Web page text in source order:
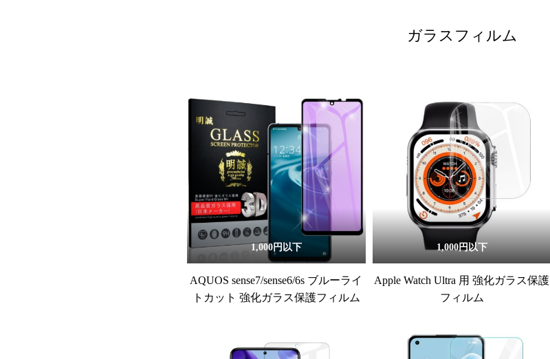
ガラスフィルム
1,000円以下
AQUOS sense7/sense6/6s ブルーライ
トカット 強化ガラス保護フィルム
1,000円以下
Apple Watch Ultra 用 強化ガラス保護
フィルム